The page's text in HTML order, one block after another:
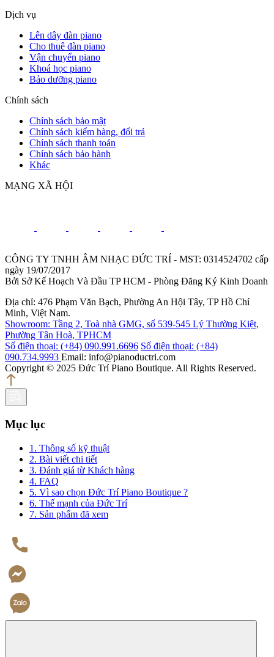
Dịch vụ
Lên dây đàn piano
Cho thuê đàn piano
Vận chuyển piano
Khoá học piano
Bảo dưỡng piano
Chính sách
Chính sách bảo mật
Chính sách kiểm hàng, đổi trả
Chính sách thanh toán
Chính sách bảo hành
Khác
MẠNG XÃ HỘI
CÔNG TY TNHH ÂM NHẠC ĐỨC TRÍ - MST: 0314524702 cấp
ngày 19/07/2017
Bởi Sở Kế Hoạch Và Đầu TP HCM - Phòng Đăng Ký Kinh Doanh
Địa chỉ: 476 Phạm Văn Bạch, Phường An Hội Tây, TP Hồ Chí
Minh, Việt Nam.
Showroom: Tầng 2, Toà nhà GMG, số 539-545 Lý Thường Kiệt,
Phường Tân Hoà, TPHCM
Số điện thoại: (+84) 090.991.6696 Số điện thoại: (+84)
090.734.9993 Email: info@pianoductri.com
Copyright © 2025 Đức Trí Piano Boutique. All Rights Reserved.
Mục lục
1. Thông số kỹ thuật
2. Bài viết chi tiết
3. Đánh giá từ Khách hàng
4. FAQ
5. Vì sao chọn Đức Trí Piano Boutique ?
6. Thế mạnh của Đức Trí
7. Sản phẩm đã xem